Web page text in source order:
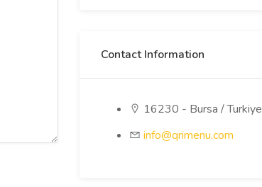
Contact Information
16230 - Bursa / Turkiye
info@qrimenu.com